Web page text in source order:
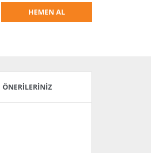
HEMEN AL
ÖNERILERINIZ